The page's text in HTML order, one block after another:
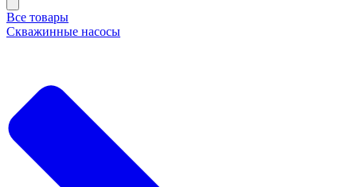
Все товары
Скважинные насосы